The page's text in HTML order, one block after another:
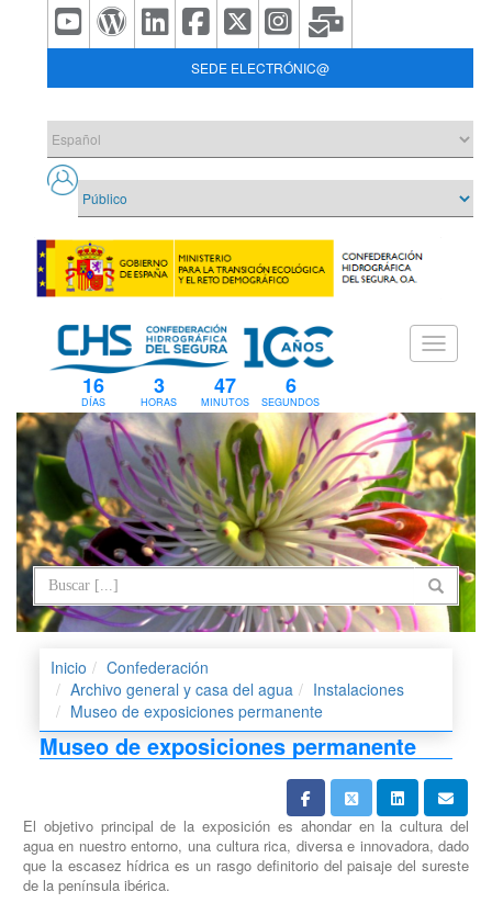
SEDE ELECTRÓNIC@
16
DÍAS
3
HORAS
47
MINUTOS
5
SEGUNDOS
Inicio
Confederación
Archivo general y casa del agua
Instalaciones
Museo de exposiciones permanente
Museo de exposiciones permanente
El objetivo principal de la exposición es ahondar en la cultura del
agua en nuestro entorno, una cultura rica, diversa e innovadora, dado
que la escasez hídrica es un rasgo definitorio del paisaje del sureste
de la península ibérica.